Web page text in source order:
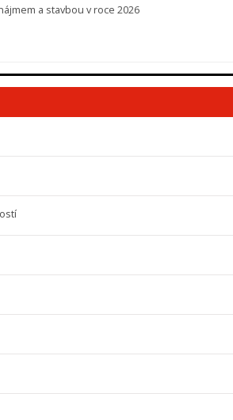
a stavbou v roce 2026